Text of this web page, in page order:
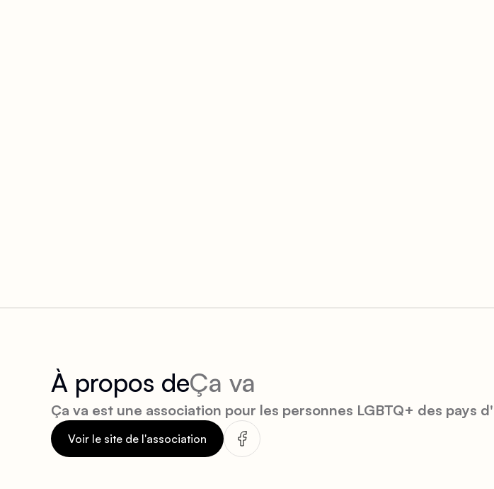
À propos deÇa va
Ça va est une association pour les personnes LGBTQ+ des pays
Voir le site de l'association